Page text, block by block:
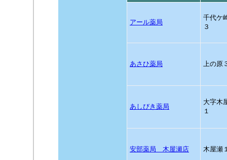
アール薬局
千代ケ
３
あさひ薬局 上の原
あしびき薬局
大字木
１
安部薬局 木屋瀬店 木屋瀬